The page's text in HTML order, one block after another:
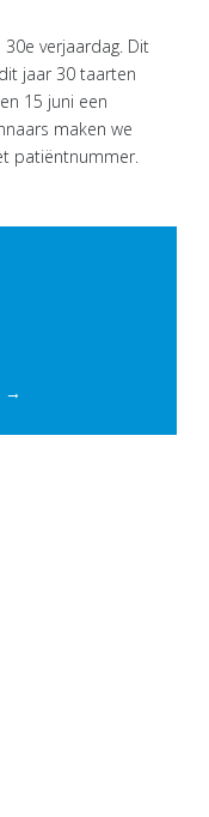
30e verjaardag. Dit
jaar 30 taarten
15 juni een
maken we
patiëntnummer.
→